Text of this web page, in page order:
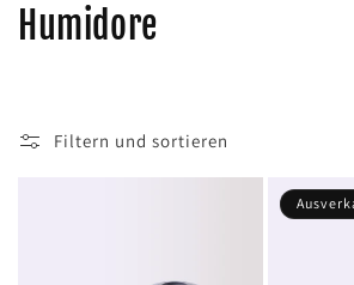
K
Humidore
Filtern und sortieren